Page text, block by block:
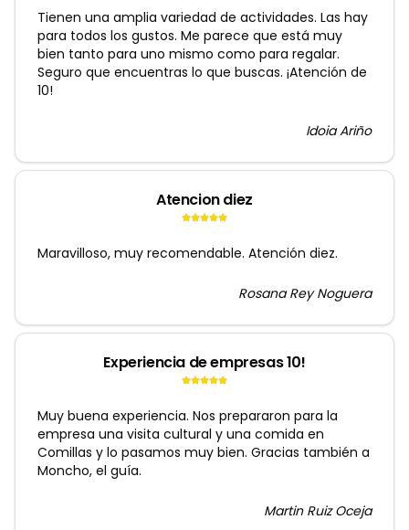
Tienen una amplia variedad de actividades. Las hay
para todos los gustos. Me parece que está muy
bien tanto para uno mismo como para regalar.
Seguro que encuentras lo que buscas. ¡Atención de
10!
Idoia Ariño
Atencion diez
Maravilloso, muy recomendable. Atención diez.
Rosana Rey Noguera
Experiencia de empresas 10!
Muy buena experiencia. Nos prepararon para la
empresa una visita cultural y una comida en
Comillas y lo pasamos muy bien. Gracias también a
Moncho, el guía.
Martin Ruiz Oceja